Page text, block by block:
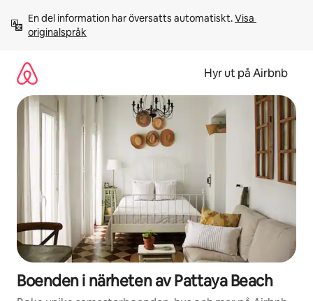
innehåll
En del information har översatts automatiskt. Visa
originalspråk
Hyr ut på Airbnb
Boenden i närheten av Pattaya Beach